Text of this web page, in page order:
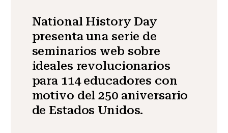
National History Day
presenta una serie de
seminarios web sobre
ideales revolucionarios
para 114 educadores con
motivo del 250 aniversario
de Estados Unidos.